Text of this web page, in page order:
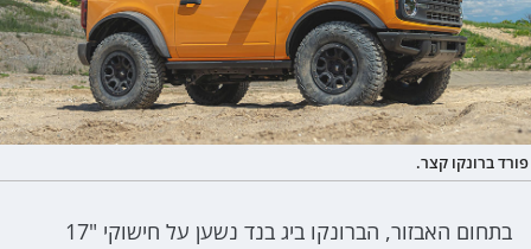
פורד ברונקו קצר.
בתחום האבזור, הברונקו ביג בנד נשען על חישוקי "17